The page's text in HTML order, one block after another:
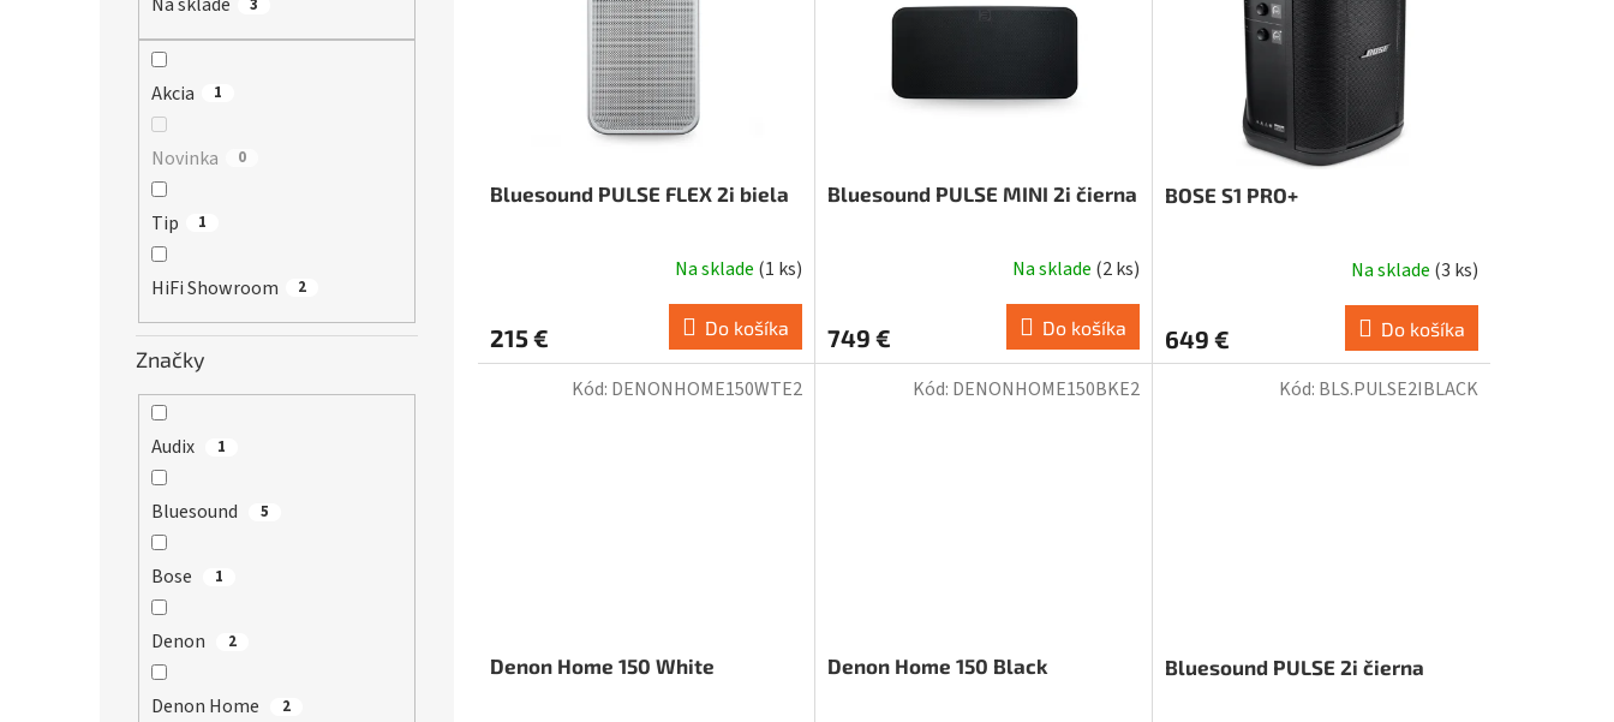
3
Akcia 1
Novinka 0
Tip 1
HiFi Showroom 2
Značky
Audix 1
Bluesound 5
Bose 1
Denon 2
Denon Home 2
Bluesound PULSE FLEX 2i biela
Na sklade (1 ks)
215 € Do košíka
Bluesound PULSE MINI 2i čierna
Na sklade (2 ks)
749 € Do košíka
BOSE S1 PRO+
Na sklade (3 ks)
649 € Do košíka
Denon Home 150 White
Kód: DENONHOME150WTE2
Denon Home 150 Black
Kód: DENONHOME150BKE2
Bluesound PULSE 2i čierna
Kód: BLS.PULSE2IBLACK